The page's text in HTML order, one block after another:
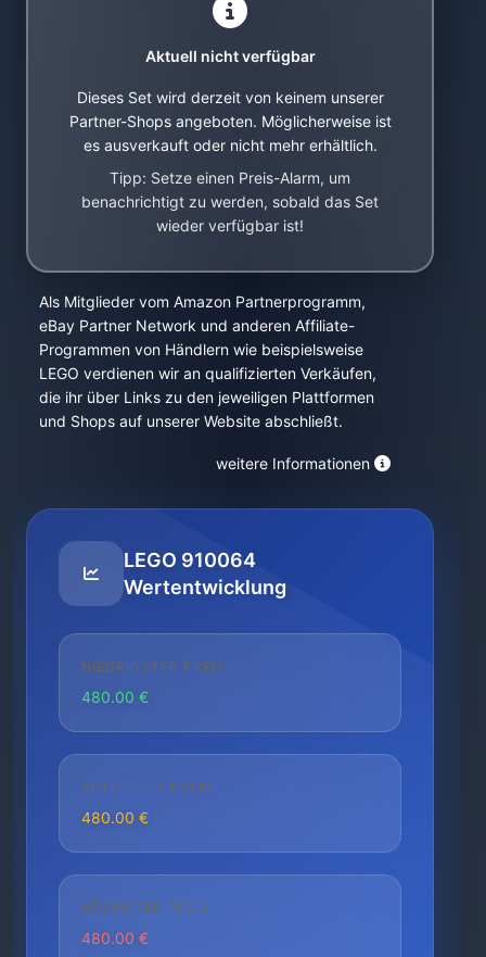
Aktuell nicht verfügbar
Dieses Set wird derzeit von keinem unserer
Partner-Shops angeboten. Möglicherweise ist
es ausverkauft oder nicht mehr erhältlich.
Tipp: Setze einen Preis-Alarm, um
benachrichtigt zu werden, sobald das Set
wieder verfügbar ist!
Als Mitglieder vom Amazon Partnerprogramm,
eBay Partner Network und anderen Affiliate-
Programmen von Händlern wie beispielsweise
LEGO verdienen wir an qualifizierten Verkäufen,
die ihr über Links zu den jeweiligen Plattformen
und Shops auf unserer Website abschließt.
weitere Informationen
LEGO 910064
Wertentwicklung
NIEDRIGSTER PREIS
480.00 €
AKTUELLER PREIS
480.00 €
HÖCHSTER PREIS
480.00 €